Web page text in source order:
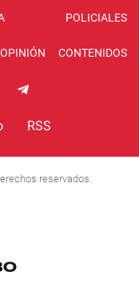
POLICIALES
OPINIÓN CONTENIDOS
RSS
reservados.